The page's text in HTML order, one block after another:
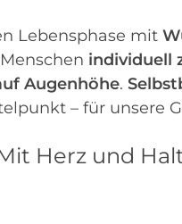
Lebensphase mit
individuell
Augenhöhe.
– für unsere
Herz und